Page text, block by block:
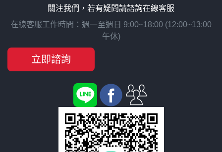
關注我們，若有疑問請諮詢在線客服
在線客服工作時間：週一至週日 9:00~18:00 (12:00~13:00
午休)
立即諮詢